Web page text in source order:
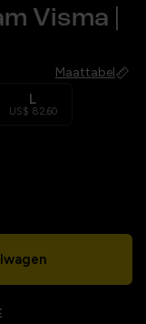
Visma |
Maattabel
L
US$ 82,60